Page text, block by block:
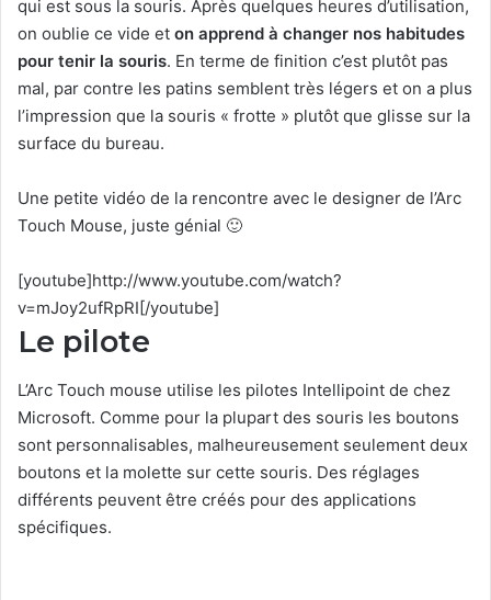
qui est sous la souris. Après quelques heures d’utilisation,
on oublie ce vide et on apprend à changer nos habitudes
pour tenir la souris. En terme de finition c’est plutôt pas
mal, par contre les patins semblent très légers et on a plus
l’impression que la souris « frotte » plutôt que glisse sur la
surface du bureau.
Une petite vidéo de la rencontre avec le designer de l’Arc
Touch Mouse, juste génial 🙂
[youtube]http://www.youtube.com/watch?
v=mJoy2ufRpRI[/youtube]
Le pilote
L’Arc Touch mouse utilise les pilotes Intellipoint de chez
Microsoft. Comme pour la plupart des souris les boutons
sont personnalisables, malheureusement seulement deux
boutons et la molette sur cette souris. Des réglages
différents peuvent être créés pour des applications
spécifiques.